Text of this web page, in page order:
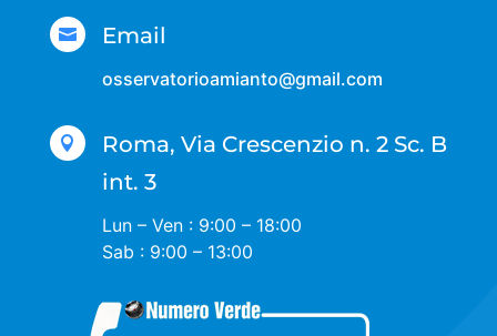
 Email
osservatorioamianto@gmail.com

Roma, Via Crescenzio n. 2 Sc. B
int. 3
Lun – Ven : 9:00 – 18:00
Sab : 9:00 – 13:00